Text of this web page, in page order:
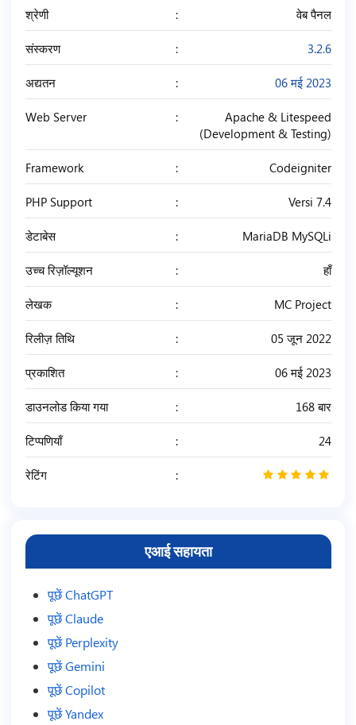
श्रेणी वेब पैनल
संस्करण 3.2.6
अद्यतन 06 मई 2023
Web Server
Apache & Litespeed
(Development & Testing)
Framework Codeigniter
PHP Support Versi 7.4
डेटाबेस MariaDB MySQLi
उच्च रिज़ॉल्यूशन हाँ
लेखक MC Project
रिलीज़ तिथि 05 जून 2022
प्रकाशित 06 मई 2023
डाउनलोड किया गया 168 बार
टिप्पणियाँ 24
रेटिंग
एआई सहायता
पूछें ChatGPT
पूछें Claude
पूछें Perplexity
पूछें Gemini
पूछें Copilot
पूछें Yandex